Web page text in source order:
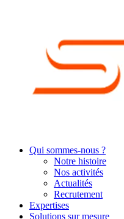
Qui sommes-nous ?
Notre histoire
Nos activités
Actualités
Recrutement
Expertises
Solutions sur mesure